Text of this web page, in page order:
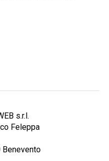
s.r.l.
Feleppa